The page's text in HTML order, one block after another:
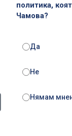
политика,
Чамова?
Да
Не
Нямам